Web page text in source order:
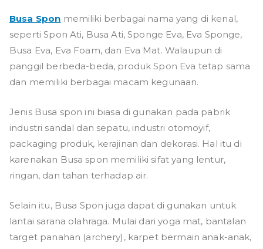
Busa Spon memiliki berbagai nama yang di kenal,
seperti Spon Ati, Busa Ati, Sponge Eva, Eva Sponge,
Busa Eva, Eva Foam, dan Eva Mat. Walaupun di
panggil berbeda-beda, produk Spon Eva tetap sama
dan memiliki berbagai macam kegunaan.
Jenis Busa spon ini biasa di gunakan pada pabrik
industri sandal dan sepatu, industri otomoyif,
packaging produk, kerajinan dan dekorasi. Hal itu di
karenakan Busa spon memiliki sifat yang lentur,
ringan, dan tahan terhadap air.
Selain itu, Busa Spon juga dapat di gunakan untuk
lantai sarana olahraga. Mulai dari yoga mat, bantalan
target panahan (archery), karpet bermain anak-anak,